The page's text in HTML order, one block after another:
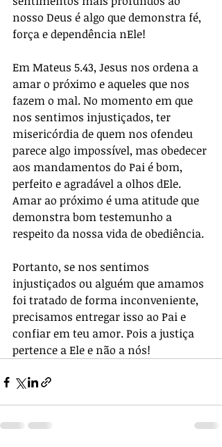
nosso Deus é algo que demonstra fé,
força e dependência nEle!
Em Mateus 5.43, Jesus nos ordena a
amar o próximo e aqueles que nos
fazem o mal. No momento em que
nos sentimos injustiçados, ter
misericórdia de quem nos ofendeu
parece algo impossível, mas obedecer
aos mandamentos do Pai é bom,
perfeito e agradável a olhos dEle.
Amar ao próximo é uma atitude que
demonstra bom testemunho a
respeito da nossa vida de obediência.
Portanto, se nos sentimos
injustiçados ou alguém que amamos
foi tratado de forma inconveniente,
precisamos entregar isso ao Pai e
confiar em teu amor. Pois a justiça
pertence a Ele e não a nós!